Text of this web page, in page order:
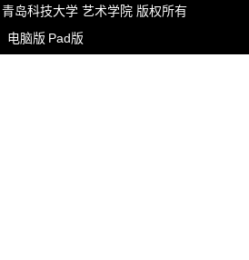
岛科技大学 艺术学院 版权所有
电脑版 Pad版